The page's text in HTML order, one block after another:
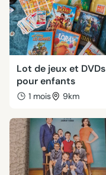
Lot de jeux et DVDs
pour enfants
1 mois 9km